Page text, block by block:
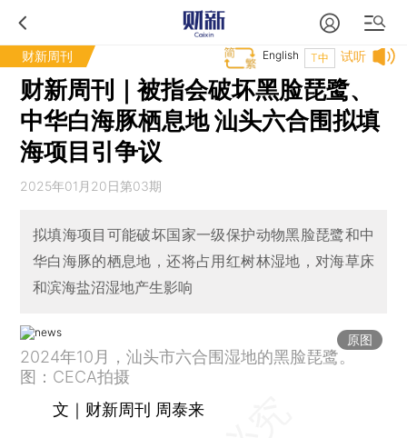
财新周刊 试听
T中
English
财新周刊｜被指会破坏黑脸琵鹭、
中华白海豚栖息地 汕头六合围拟填
海项目引争议
2025年01月20日第03期
拟填海项目可能破坏国家一级保护动物黑脸琵鹭和中
华白海豚的栖息地，还将占用红树林湿地，对海草床
和滨海盐沼湿地产生影响
原图
2024年10月，汕头市六合围湿地的黑脸琵鹭。
图：CECA拍摄
文｜财新周刊 周泰来